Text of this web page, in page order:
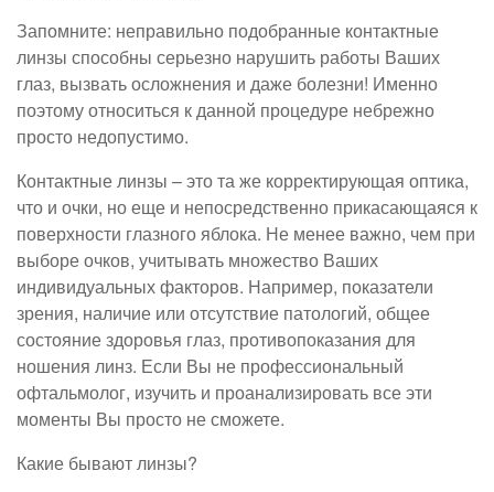
Запомните: неправильно подобранные контактные
линзы способны серьезно нарушить работы Ваших
глаз, вызвать осложнения и даже болезни! Именно
поэтому относиться к данной процедуре небрежно
просто недопустимо.
Контактные линзы – это та же корректирующая оптика,
что и очки, но еще и непосредственно прикасающаяся к
поверхности глазного яблока. Не менее важно, чем при
выборе очков, учитывать множество Ваших
индивидуальных факторов. Например, показатели
зрения, наличие или отсутствие патологий, общее
состояние здоровья глаз, противопоказания для
ношения линз. Если Вы не профессиональный
офтальмолог, изучить и проанализировать все эти
моменты Вы просто не сможете.
Какие бывают линзы?